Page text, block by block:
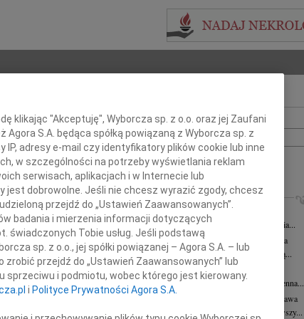
Imię i nazwisko lub numer ogłoszenia:
+ szukanie zaawansowane
INNE NEKROLOGI
Asia Kułakowska 07.08.2026
Asia Kułakowska 8 czerwca 1984 - 9 sierpnia...
Małgorzata Kościelska
Warszawa
Z żalem żegnam prof. Małgorzatę Kościelską...
Janusz Goetze
07.08.2026
Janusz Goetze adwokat 9 lat bez Ciebie Bożenna...
Wacława Stec-Myśliwska
Warszawa
W dniu 4 sierpnia 2026 roku zmarła przeżywszy...
klikając "Akceptuję", Wyborcza sp. z o.o. oraz jej Zaufani
S.A. będąca spółką powiązaną z Wyborcza sp. z
adresy e-mail czy identyfikatory plików cookie lub inne
w szczególności na potrzeby wyświetlania reklam
serwisach, aplikacjach i w Internecie lub
dobrowolne. Jeśli nie chcesz wyrazić zgody, chcesz
przejdź do „Ustawień Zaawansowanych”.
badania i mierzenia informacji dotyczących
świadczonych Tobie usług. Jeśli podstawą
sp. z o.o., jej spółki powiązanej – Agora S.A. – lub
przejdź do „Ustawień Zaawansowanych” lub
i podmiotu, wobec którego jest kierowany.
i Polityce Prywatności Agora S.A.